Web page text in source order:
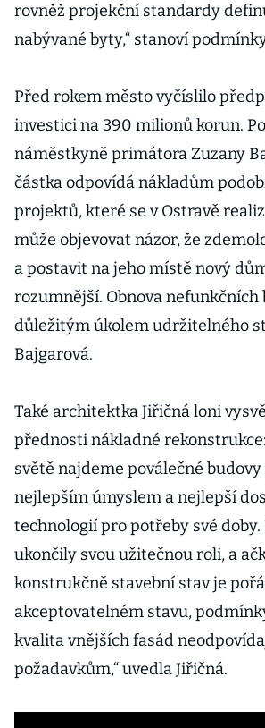
rovněž projekční standardy
nabývané byty,“ stanoví
Před rokem město vyčíslilo
investici na 390 milionů korun.
náměstkyně primátora Zuzany
částka odpovídá nákladům
projektů, které se v Ostravě
může objevovat názor, že
a postavit na jeho místě nový
rozumnější. Obnova nefunkčních
důležitým úkolem udržitelného
Bajgarová.
Také architektka Jiřičná loni
přednosti nákladné
světě najdeme poválečné
nejlepším úmyslem a nejlepší
technologií pro potřeby své doby.
ukončily svou užitečnou roli, a
konstrukčně stavební stav je
akceptovatelném stavu,
kvalita vnějších fasád
požadavkům,“ uvedla Jiřičná.